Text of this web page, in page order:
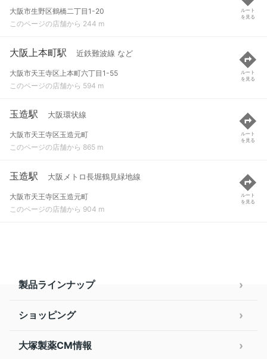
大阪市生野区鶴橋二丁目1-20
このページの店舗から 244 m
ルート
を見る
大阪上本町駅 近鉄難波線 など
大阪市天王寺区上本町六丁目1-55
このページの店舗から 594 m
ルート
を見る
玉造駅 大阪環状線
大阪市天王寺区玉造元町
このページの店舗から 865 m
ルート
を見る
玉造駅 大阪メトロ長堀鶴見緑地線
大阪市天王寺区玉造元町
このページの店舗から 904 m
ルート
を見る
製品ラインナップ
ショッピング
大塚製薬CM情報